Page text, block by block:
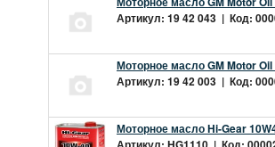
Артикул: 19 42 043 | Код:
Моторное масло GM Motor
Артикул: 19 42 003 | Код:
Моторное масло Hi-Gear